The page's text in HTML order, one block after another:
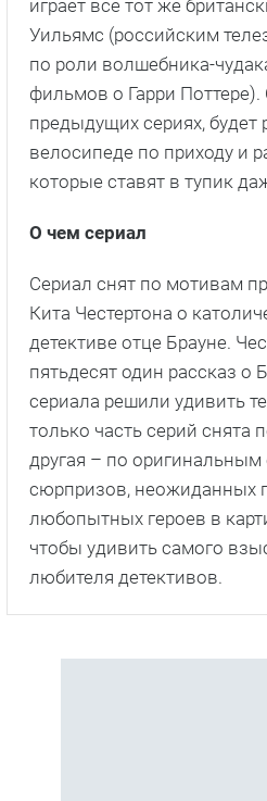
играет все тот же
Уильямс (российским
по роли волшебника-
фильмов о Гарри Поттере).
предыдущих сериях, будет
велосипеде по приходу и
которые ставят в тупик
О чем сериал
Сериал снят по мотивам
Кита Честертона о
детективе отце Брауне.
пятьдесят один рассказ о
сериала решили удивить
только часть серий снята
другая – по оригинальным
сюрпризов, неожиданных
любопытных героев в
чтобы удивить самого
любителя детективов.